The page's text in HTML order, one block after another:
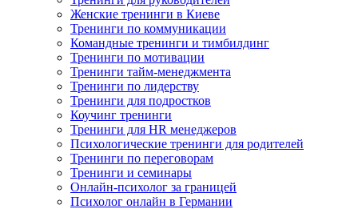
Женские тренинги в Киеве
Тренинги по коммуникации
Командные тренинги и тимбилдинг
Тренинги по мотивации
Тренинги тайм-менеджмента
Тренинги по лидерству
Тренинги для подростков
Коучинг тренинги
Тренинги для HR менеджеров
Психологические тренинги для родителей
Тренинги по переговорам
Тренинги и семинары
Онлайн-психолог за границей
Психолог онлайн в Германии